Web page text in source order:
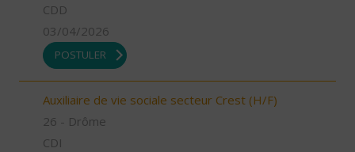
CDD
03/04/2026
POSTULER
Auxiliaire de vie sociale secteur Crest (H/F)
26 - Drôme
CDI